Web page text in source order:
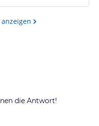
die eine Nachr! Eine
raus und bis heute
die Antwort!